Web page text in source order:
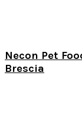
Necon Pet
Brescia